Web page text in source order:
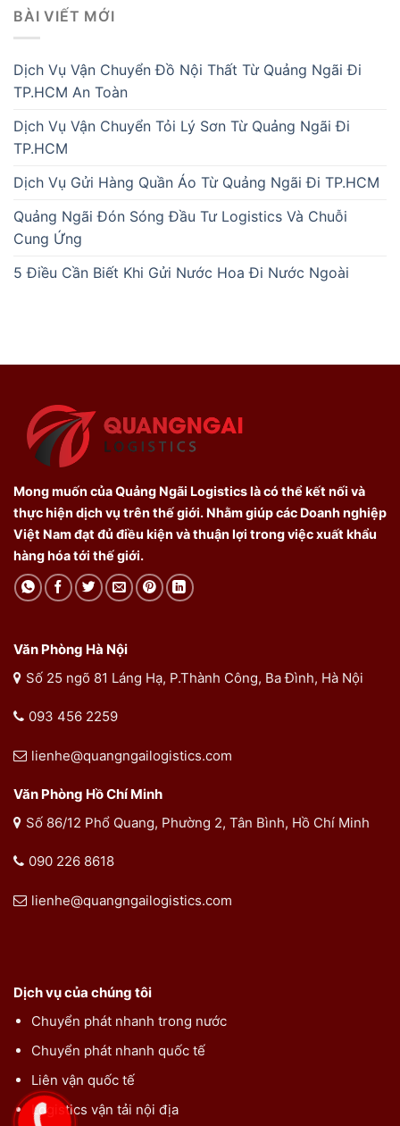
BÀI VIẾT MỚI
Dịch Vụ Vận Chuyển Đồ Nội Thất Từ Quảng Ngãi Đi
TP.HCM An Toàn
Dịch Vụ Vận Chuyển Tỏi Lý Sơn Từ Quảng Ngãi Đi
TP.HCM
Dịch Vụ Gửi Hàng Quần Áo Từ Quảng Ngãi Đi TP.HCM
Quảng Ngãi Đón Sóng Đầu Tư Logistics Và Chuỗi
Cung Ứng
5 Điều Cần Biết Khi Gửi Nước Hoa Đi Nước Ngoài
Mong muốn của Quảng Ngãi Logistics là có thể kết nối và
thực hiện dịch vụ trên thế giới. Nhằm giúp các Doanh nghiệp
Việt Nam đạt đủ điều kiện và thuận lợi trong việc xuất khẩu
hàng hóa tới thế giới.
Văn Phòng Hà Nội
Số 25 ngõ 81 Láng Hạ, P.Thành Công, Ba Đình, Hà Nội
093 456 2259
lienhe@quangngailogistics.com
Văn Phòng Hồ Chí Minh
Số 86/12 Phổ Quang, Phường 2, Tân Bình, Hồ Chí Minh
090 226 8618
lienhe@quangngailogistics.com
Dịch vụ của chúng tôi
Chuyển phát nhanh trong nước
Chuyển phát nhanh quốc tế
Liên vận quốc tế
Logistics vận tải nội địa